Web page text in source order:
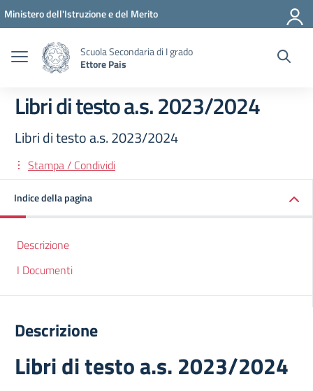
Vai ai contenuti
Vai al menu di navigazione
Vai al footer
Ministero dell'Istruzione e del Merito
Scuola Secondaria di I grado
Ettore Pais
Libri di testo a.s. 2023/2024
Libri di testo a.s. 2023/2024
Stampa / Condividi
Indice della pagina
Descrizione
I Documenti
Descrizione
Libri di testo a.s. 2023/2024